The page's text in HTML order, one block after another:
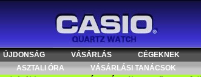
ÚJDONSÁG VÁSÁRLÁS CÉGEKNEK
ASZTALI ÓRA VÁSÁRLÁSI TANÁCSOK